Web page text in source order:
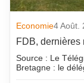
Economie4 Août.
FDB, dernières
Source : Le
Bretagne : le